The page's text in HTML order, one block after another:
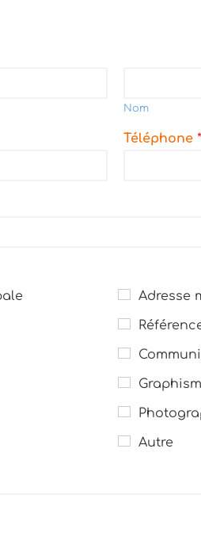
Nom
Téléphone *
Adresse
Autre